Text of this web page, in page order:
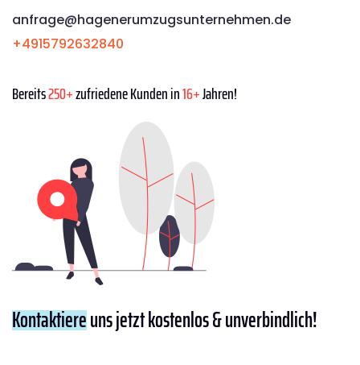
anfrage@hagenerumzugsunternehmen.de
+4915792632840
Bereits250+zufriedene Kunden in16+Jahren!
Kontaktiereuns jetzt kostenlos & unverbindlich!